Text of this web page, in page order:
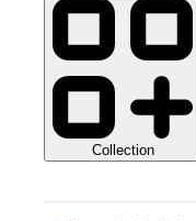
Collection